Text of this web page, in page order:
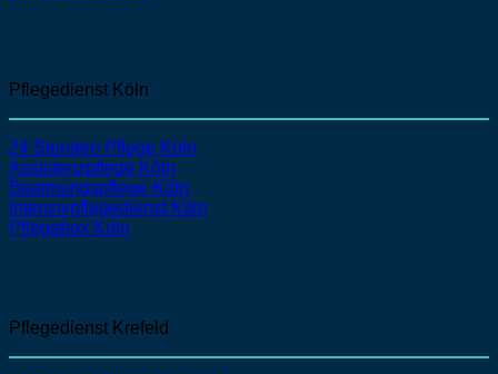
Pflegedienst Köln
24 Stunden Pflege Köln
Assistenzpflege Köln
Beatmungspflege Köln
Intensivpflegedienst Köln
Pflegebox Köln
Pflegedienst Krefeld